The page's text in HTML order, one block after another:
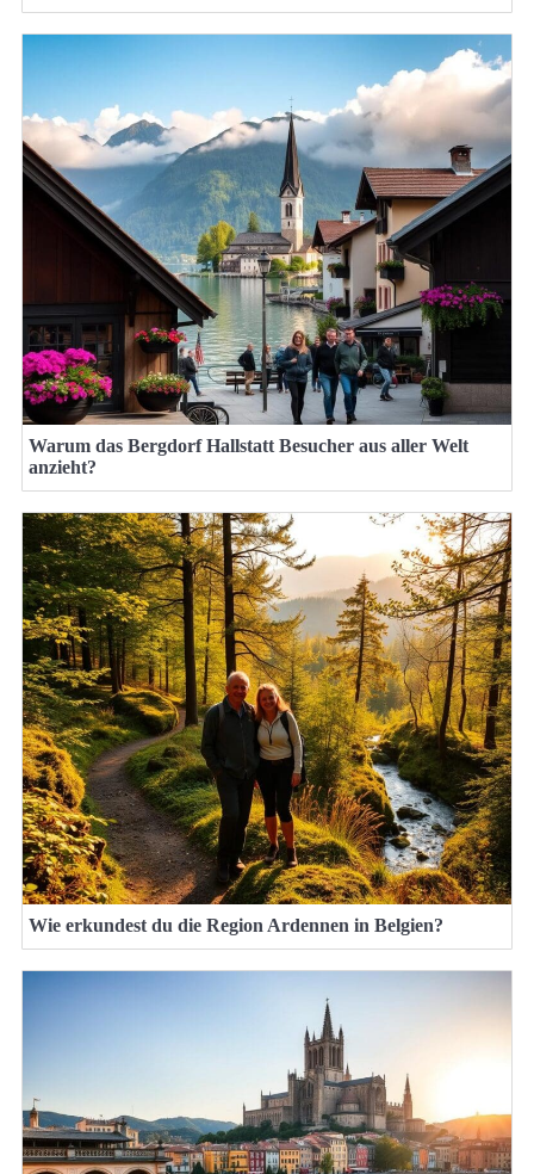
Warum das Bergdorf Hallstatt Besucher aus aller Welt
anzieht?
Wie erkundest du die Region Ardennen in Belgien?